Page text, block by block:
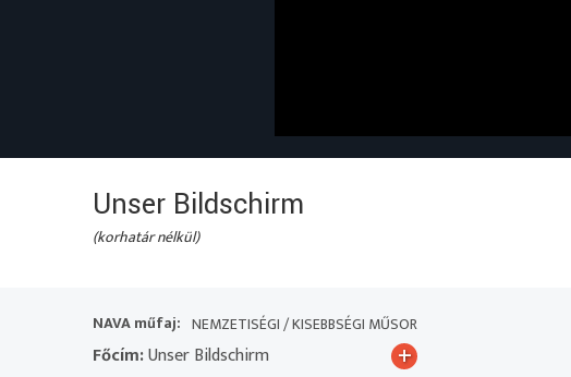
Unser Bildschirm
(korhatár nélkül)
NAVA műfaj: NEMZETISÉGI / KISEBBSÉGI MŰSOR
Főcím:Unser Bildschirm +